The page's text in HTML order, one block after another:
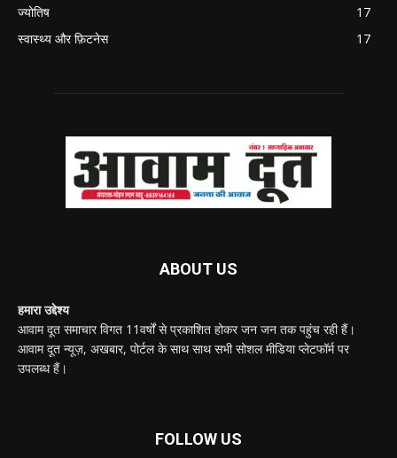
ज्योतिष
17
स्वास्थ्य और फ़िटनेस
17
ABOUT US
हमारा उद्देश्य
आवाम दूत समाचार विगत 11वर्षों से प्रकाशित होकर जन जन तक पहुंच रही हैं।
आवाम दूत न्यूज़, अखबार, पोर्टल के साथ साथ सभी सोशल मीडिया प्लेटफॉर्म पर
उपलब्ध हैं।
FOLLOW US